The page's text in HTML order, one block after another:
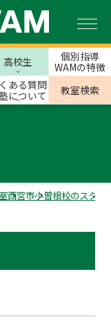
高校生
個別指導
WAMの特徴
ある質問
について
教室検索
西宮市小曽根校のスタッ